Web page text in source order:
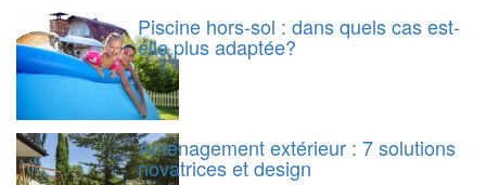
Piscine hors-sol : dans quels cas est-
elle plus adaptée?
Aménagement extérieur : 7 solutions
novatrices et design